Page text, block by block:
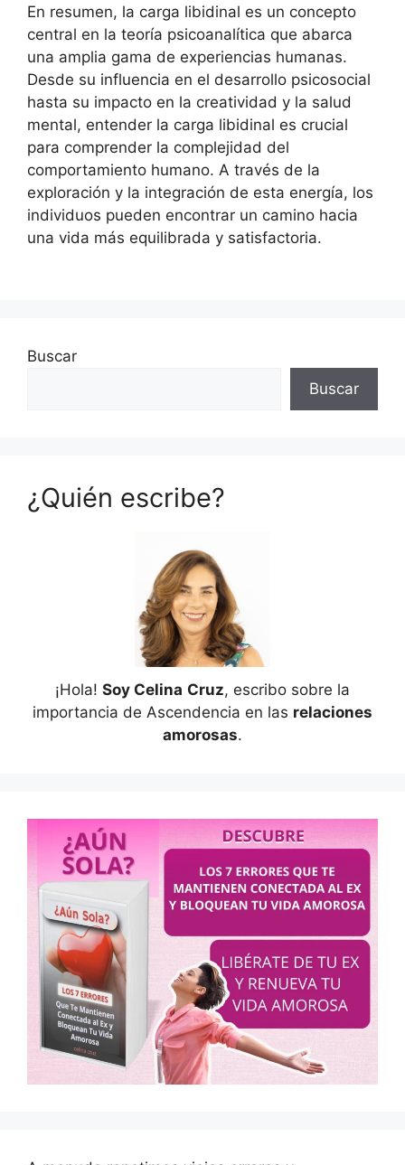
En resumen, la carga libidinal es un concepto
central en la teoría psicoanalítica que abarca
una amplia gama de experiencias humanas.
Desde su influencia en el desarrollo psicosocial
hasta su impacto en la creatividad y la salud
mental, entender la carga libidinal es crucial
para comprender la complejidad del
comportamiento humano. A través de la
exploración y la integración de esta energía, los
individuos pueden encontrar un camino hacia
una vida más equilibrada y satisfactoria.
Buscar
Buscar
¿Quién escribe?
¡Hola! Soy Celina Cruz, escribo sobre la
importancia de Ascendencia en las relaciones
amorosas.